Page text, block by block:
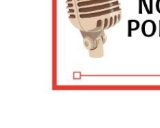
“X” continuerai la
cookie o altri strumenti di